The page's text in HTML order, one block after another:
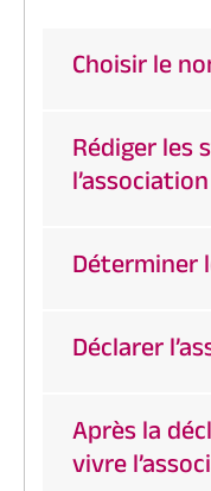
Choisir le
Rédiger les
l’association
Déterminer
Déclarer
Après la
vivre